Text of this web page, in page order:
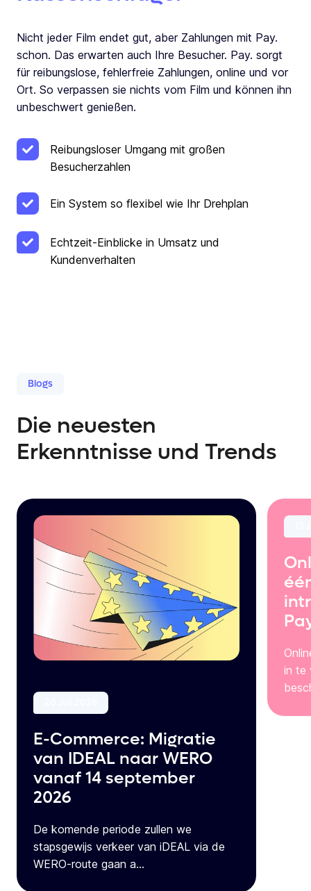
Nicht jeder Film endet gut, aber Zahlungen mit Pay.
schon. Das erwarten auch Ihre Besucher. Pay. sorgt
für reibungslose, fehlerfreie Zahlungen, online und vor
Ort. So verpassen sie nichts vom Film und können ihn
unbeschwert genießen.
Reibungsloser Umgang mit großen
Besucherzahlen
Ein System so flexibel wie Ihr Drehplan
Echtzeit-Einblicke in Umsatz und
Kundenverhalten
Blogs
Die neuesten
Erkenntnisse und Trends
E-Commerce: Migratie
van IDEAL naar WERO
vanaf 14 september
2026
De komende periode zullen we
stapsgewijs verkeer van iDEAL via de
WERO-route gaan a...
in te